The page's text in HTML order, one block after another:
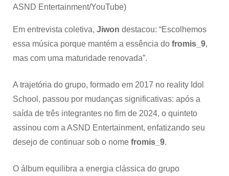
ASND Entertainment/YouTube)
Em entrevista coletiva, Jiwon destacou: “Escolhemos
essa música porque mantém a essência do fromis_9,
mas com uma maturidade renovada”.
A trajetória do grupo, formado em 2017 no reality Idol
School, passou por mudanças significativas: após a
saída de três integrantes no fim de 2024, o quinteto
assinou com a ASND Entertainment, enfatizando seu
desejo de continuar sob o nome fromis_9.
O álbum equilibra a energia clássica do grupo